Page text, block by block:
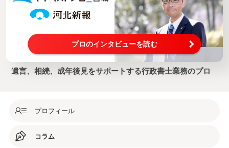
プロのインタビューを読む
遺言、相続、成年後見をサポートする行政書士業務のプロ
プロフィール
コラム